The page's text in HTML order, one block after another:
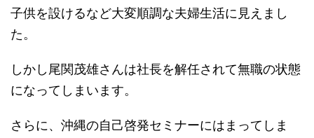
子供を設けるなど大変順調な夫婦生活に見えまし
た。
しかし尾関茂雄さんは社長を解任されて無職の状態
になってしまいます。
さらに、沖縄の自己啓発セミナーにはまってしま